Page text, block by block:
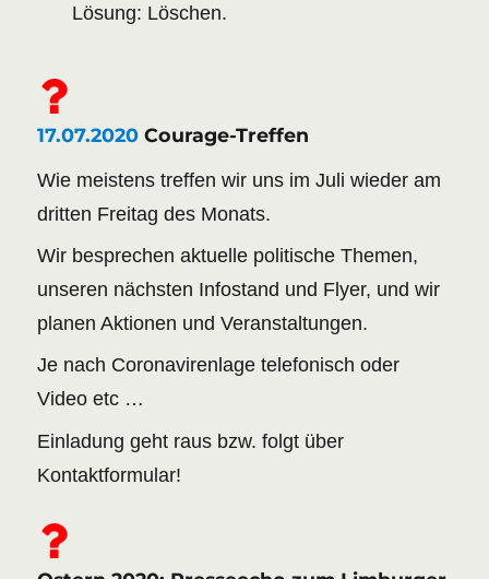
Lösung: Löschen.
17.07.2020 Courage-Treffen
Wie meistens treffen wir uns im Juli wieder am
dritten Freitag des Monats.
Wir besprechen aktuelle politische Themen,
unseren nächsten Infostand und Flyer, und wir
planen Aktionen und Veranstaltungen.
Je nach Coronavirenlage telefonisch oder
Video etc …
Einladung geht raus bzw. folgt über
Kontaktformular!